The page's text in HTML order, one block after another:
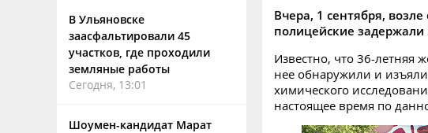
В Ульяновске
заасфальтировали 45
участков, где проходили
земляные работы
Сегодня, 13:01
Шоумен-кандидат Марат
Вчера, 1 сентября,
полицейские
Известно, что 36-летняя
нее обнаружили и изъяли
химического
настоящее время по